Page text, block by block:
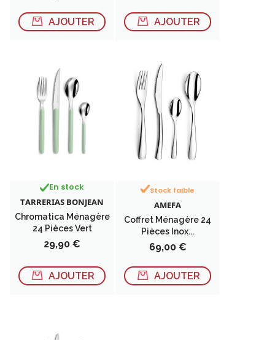
AJOUTER AJOUTER
En stock
TARRERIAS BONJEAN
Chromatica Ménagère
24 Pièces Vert
Prix
29,90 €
AJOUTER
Stock faible
AMEFA
Coffret Ménagère 24
Pièces Inox...
Prix
69,00 €
AJOUTER